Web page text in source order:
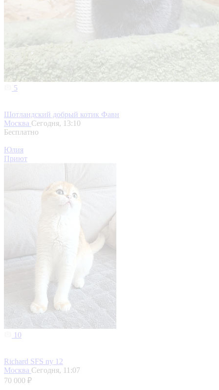
5
Шотландский добрый котик Фавн
Москва Сегодня, 13:10
Бесплатно
Юлия
Приют
10
Richard SFS ny 12
Москва Сегодня, 11:07
70 000 ₽